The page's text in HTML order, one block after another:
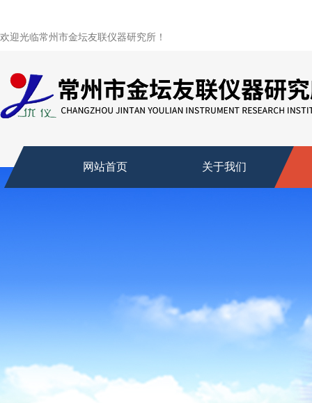
欢迎光临常州市金坛友联仪器研究所！
网站首页 关于我们